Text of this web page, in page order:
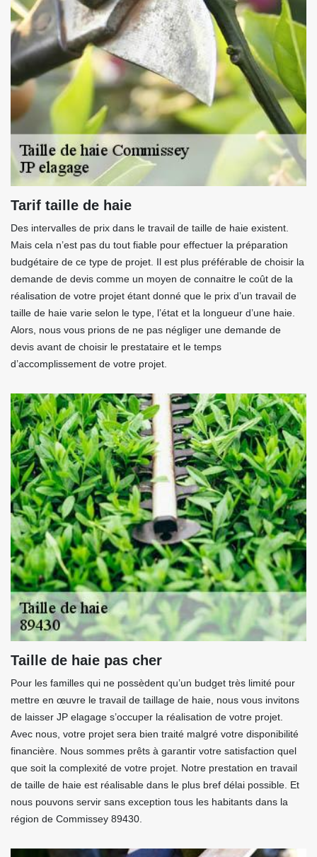
Tarif taille de haie
Des intervalles de prix dans le travail de taille de haie existent.
Mais cela n’est pas du tout fiable pour effectuer la préparation
budgétaire de ce type de projet. Il est plus préférable de choisir la
demande de devis comme un moyen de connaitre le coût de la
réalisation de votre projet étant donné que le prix d’un travail de
taille de haie varie selon le type, l’état et la longueur d’une haie.
Alors, nous vous prions de ne pas négliger une demande de
devis avant de choisir le prestataire et le temps
d’accomplissement de votre projet.
Taille de haie pas cher
Pour les familles qui ne possèdent qu’un budget très limité pour
mettre en œuvre le travail de taillage de haie, nous vous invitons
de laisser JP elagage s’occuper la réalisation de votre projet.
Avec nous, votre projet sera bien traité malgré votre disponibilité
financière. Nous sommes prêts à garantir votre satisfaction quel
que soit la complexité de votre projet. Notre prestation en travail
de taille de haie est réalisable dans le plus bref délai possible. Et
nous pouvons servir sans exception tous les habitants dans la
région de Commissey 89430.